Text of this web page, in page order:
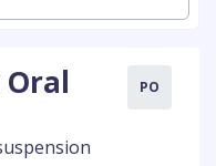
Oral PO